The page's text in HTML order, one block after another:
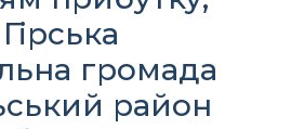
громада
район